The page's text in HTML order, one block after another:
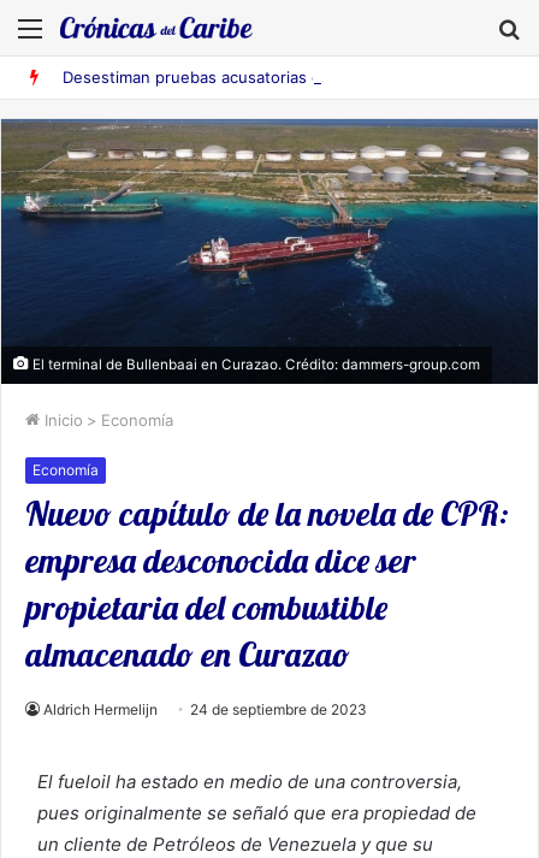
Menú
El terminal de Bullenbaai en Curazao. Crédito: dammers-group.com
Inicio > Economía
Economía
Nuevo capítulo de la novela de CPR:
empresa desconocida dice ser
propietaria del combustible
almacenado en Curazao
Aldrich Hermelijn 24 de septiembre de 2023
El fueloil ha estado en medio de una controversia,
pues originalmente se señaló que era propiedad de
un cliente de Petróleos de Venezuela y que su